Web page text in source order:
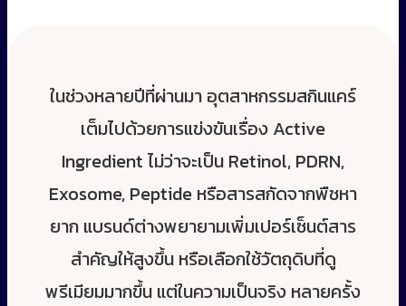
ในช่วงหลายปีที่ผ่านมา อุตสาหกรรมสกินแคร์
เต็มไปด้วยการแข่งขันเรื่อง Active
Ingredient ไม่ว่าจะเป็น Retinol, PDRN,
Exosome, Peptide หรือสารสกัดจากพืชหา
ยาก แบรนด์ต่างพยายามเพิ่มเปอร์เซ็นต์สาร
สำคัญให้สูงขึ้น หรือเลือกใช้วัตถุดิบที่ดู
พรีเมียมมากขึ้น แต่ในความเป็นจริง หลายครั้ง